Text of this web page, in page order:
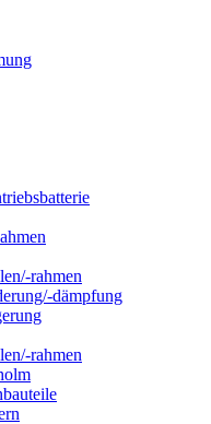
rahmen
dämpfung
rahmen